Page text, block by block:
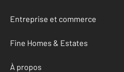
Entreprise et commerce
Fine Homes & Estates
À propos